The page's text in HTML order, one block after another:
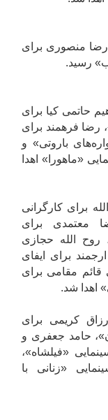
منصوری برای
رسید.
حاتمی کیا برای
رضا فرهمند برای
باروتی» و
«ماهورا» اهدا
برای کارگرانی
معتمدی برای
روح الله حجازی
برای ایفای
مقامی برای
اهدا شد.
کریمی برای
حامد جعفری و
«فیلشاه»،
«زنانی با